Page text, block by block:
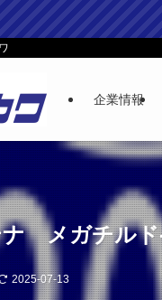
企業情報
ナ メガチル
2025-07-13